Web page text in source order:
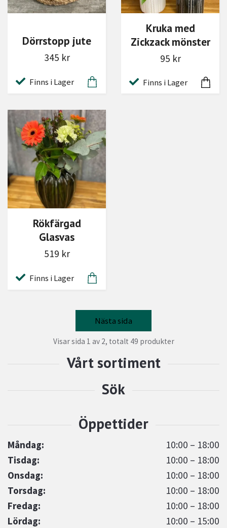
Måndag:
10:00 – 18:00
Tisdag:
10:00 – 18:00
Onsdag:
10:00 – 18:00
Torsdag:
10:00 – 18:00
Fredag:
10:00 – 18:00
Lördag:
10:00 – 15:00
Dörrstopp jute
345 kr
Finns i Lager
Kruka med
Zickzack mönster
95 kr
Finns i Lager
Rökfärgad
Glasvas
519 kr
Finns i Lager
Nästa sida
Visar sida 1 av 2, totalt 49 produkter